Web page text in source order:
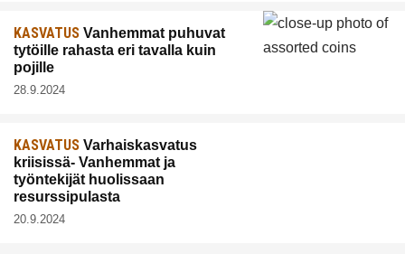
KASVATUS Vanhemmat puhuvat
tytöille rahasta eri tavalla kuin
pojille
28.9.2024
KASVATUS Varhaiskasvatus
kriisissä- Vanhemmat ja
työntekijät huolissaan
resurssipulasta
20.9.2024